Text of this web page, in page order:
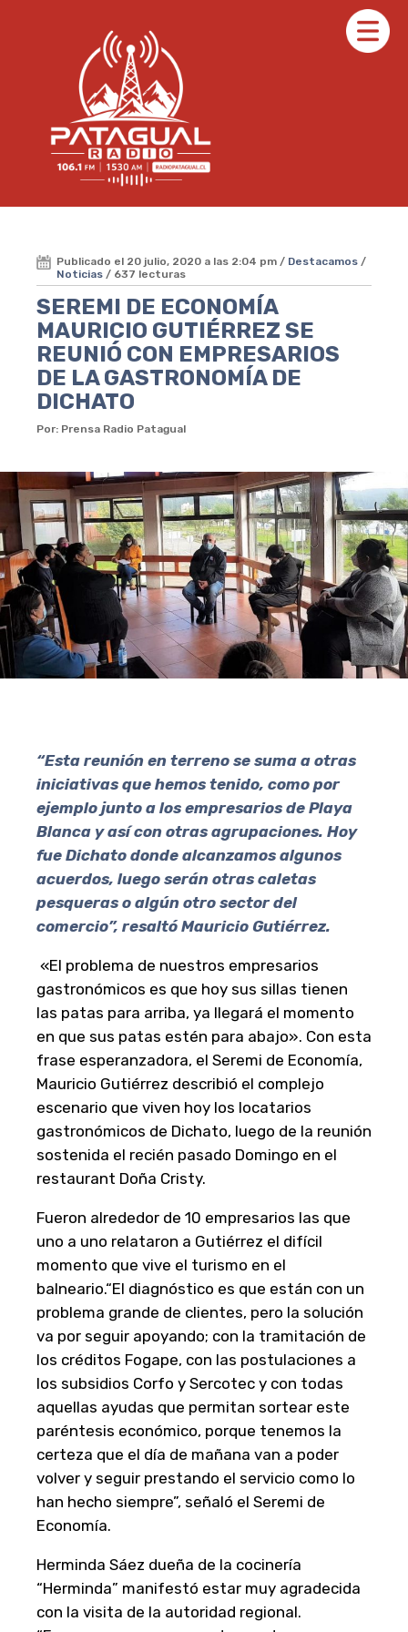
Publicado el 20 julio, 2020 a las 2:04 pm / Destacamos /
Noticias / 637 lecturas
SEREMI DE ECONOMÍA
MAURICIO GUTIÉRREZ SE
REUNIÓ CON EMPRESARIOS
DE LA GASTRONOMÍA DE
DICHATO
Por: Prensa Radio Patagual
“Esta reunión en terreno se suma a otras
iniciativas que hemos tenido, como por
ejemplo junto a los empresarios de Playa
Blanca y así con otras agrupaciones. Hoy
fue Dichato donde alcanzamos algunos
acuerdos, luego serán otras caletas
pesqueras o algún otro sector del
comercio”, resaltó Mauricio Gutiérrez.
«El problema de nuestros empresarios
gastronómicos es que hoy sus sillas tienen
las patas para arriba, ya llegará el momento
en que sus patas estén para abajo». Con esta
frase esperanzadora, el Seremi de Economía,
Mauricio Gutiérrez describió el complejo
escenario que viven hoy los locatarios
gastronómicos de Dichato, luego de la reunión
sostenida el recién pasado Domingo en el
restaurant Doña Cristy.
Fueron alrededor de 10 empresarios las que
uno a uno relataron a Gutiérrez el difícil
momento que vive el turismo en el
balneario.“El diagnóstico es que están con un
problema grande de clientes, pero la solución
va por seguir apoyando; con la tramitación de
los créditos Fogape, con las postulaciones a
los subsidios Corfo y Sercotec y con todas
aquellas ayudas que permitan sortear este
paréntesis económico, porque tenemos la
certeza que el día de mañana van a poder
volver y seguir prestando el servicio como lo
han hecho siempre”, señaló el Seremi de
Economía.
Herminda Sáez dueña de la cocinería
“Herminda” manifestó estar muy agradecida
con la visita de la autoridad regional.